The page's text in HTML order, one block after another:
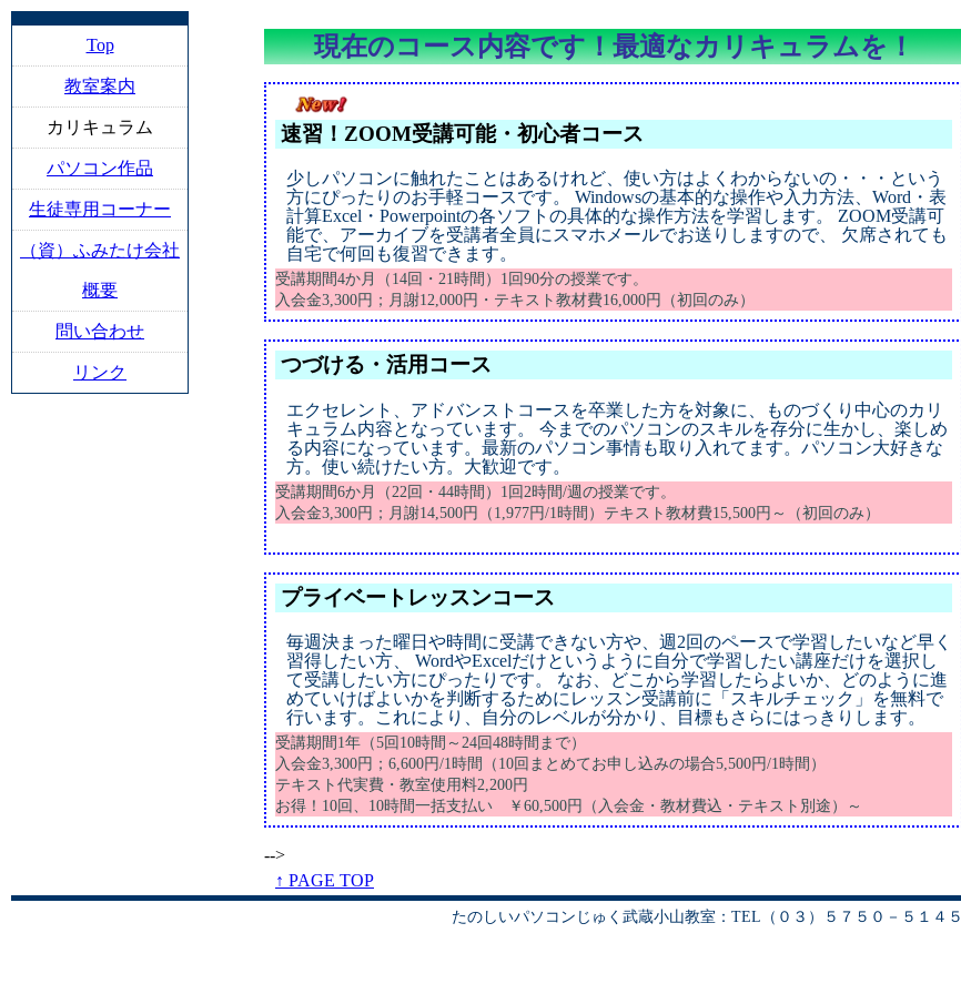
現在のコース内容です！最適なカリキュラムを！
速習！ZOOM受講可能・初心者コース
少しパソコンに触れたことはあるけれど、使い方はよくわからないの・・・という
方にぴったりのお手軽コースです。 Windowsの基本的な操作や入力方法、Word・表
計算Excel・Powerpointの各ソフトの具体的な操作方法を学習します。 ZOOM受講可
能で、アーカイブを受講者全員にスマホメールでお送りしますので、 欠席されても
自宅で何回も復習できます。
受講期間4か月（14回・21時間）1回90分の授業です。
入会金3,300円；月謝12,000円・テキスト教材費16,000円（初回のみ）
つづける・活用コース
エクセレント、アドバンストコースを卒業した方を対象に、ものづくり中心のカリ
キュラム内容となっています。 今までのパソコンのスキルを存分に生かし、楽しめ
る内容になっています。最新のパソコン事情も取り入れてます。パソコン大好きな
方。使い続けたい方。大歓迎です。
受講期間6か月（22回・44時間）1回2時間/週の授業です。
入会金3,300円；月謝14,500円（1,977円/1時間）テキスト教材費15,500円～（初回のみ）
プライベートレッスンコース
毎週決まった曜日や時間に受講できない方や、週2回のペースで学習したいなど早く
習得したい方、 WordやExcelだけというように自分で学習したい講座だけを選択し
て受講したい方にぴったりです。 なお、どこから学習したらよいか、どのように進
めていけばよいかを判断するためにレッスン受講前に「スキルチェック」を無料で
行います。これにより、自分のレベルが分かり、目標もさらにはっきりします。
受講期間1年（5回10時間～24回48時間まで）
入会金3,300円；6,600円/1時間（10回まとめてお申し込みの場合5,500円/1時間）
テキスト代実費・教室使用料2,200円
お得！10回、10時間一括支払い ￥60,500円（入会金・教材費込・テキスト別途）～
-->
↑ PAGE TOP
Top
教室案内
カリキュラム
パソコン作品
生徒専用コーナー
（資）ふみたけ会社
概要
問い合わせ
リンク
たのしいパソコンじゅく武蔵小山教室：TEL（０３）５７５０－５１４５